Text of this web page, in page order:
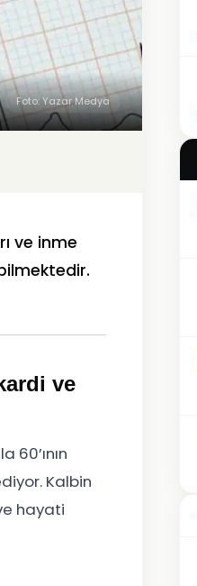
Foto: Yazar Medya
ve inme
ve
Kalbin
hayati